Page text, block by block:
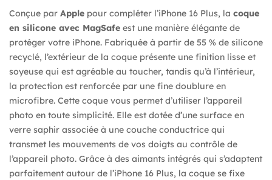
Conçue par Apple pour compléter l’iPhone 16 Plus, la coque
en silicone avec MagSafe est une manière élégante de
protéger votre iPhone. Fabriquée à partir de 55 % de silicone
recyclé, l’extérieur de la coque présente une finition lisse et
soyeuse qui est agréable au toucher, tandis qu’à l’intérieur,
la protection est renforcée par une fine doublure en
microfibre. Cette coque vous permet d’utiliser l’appareil
photo en toute simplicité. Elle est dotée d’une surface en
verre saphir associée à une couche conductrice qui
transmet les mouvements de vos doigts au contrôle de
l’appareil photo. Grâce à des aimants intégrés qui s’adaptent
parfaitement autour de l’iPhone 16 Plus, la coque se fixe